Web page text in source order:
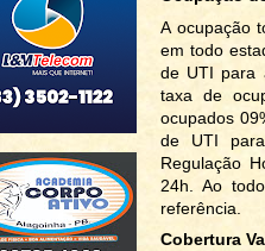
A ocupação
em todo
de UTI para
taxa de
ocupados
de UTI
Regulação
24h. Ao
referência.
Cobertura